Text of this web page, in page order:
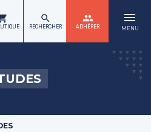
search
RECHERCHER
group
ADHÉRER
menu
MENU